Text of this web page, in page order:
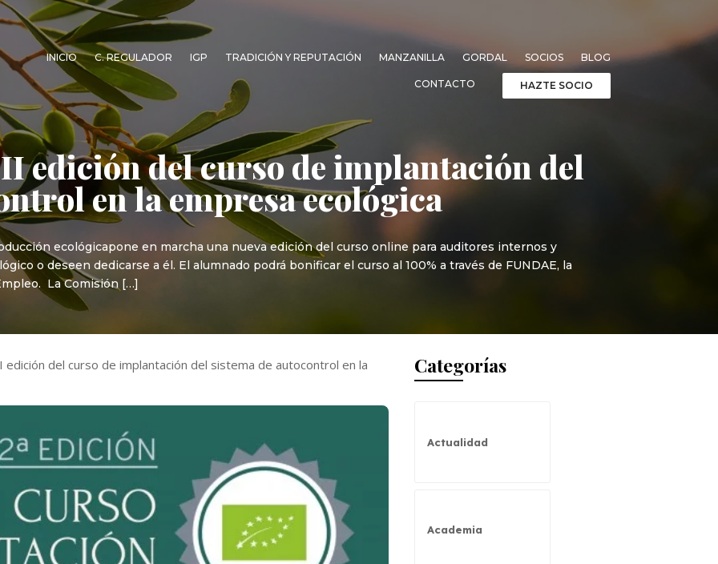
INICIO C. REGULADOR IGP TRADICIÓN Y REPUTACIÓN MANZANILLA GORDAL SOCIOS BLOG
CONTACTO HAZTE SOCIO
edición del curso de implantación del
en la empresa ecológica
ecológicapone en marcha una nueva edición del curso online para auditores internos y
o deseen dedicarse a él. El alumnado podrá bonificar el curso al 100% a través de FUNDAE, la
La Comisión […]
edición del curso de implantación del sistema de autocontrol en la
Categorías
Actualidad
Academia